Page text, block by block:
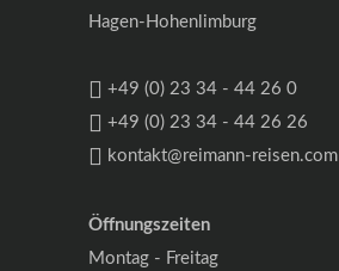
Hagen-Hohenlimburg
+49 (0) 23 34 - 44 26 0
+49 (0) 23 34 - 44 26 26
kontakt@reimann-reisen.com
Öffnungszeiten
Montag - Freitag